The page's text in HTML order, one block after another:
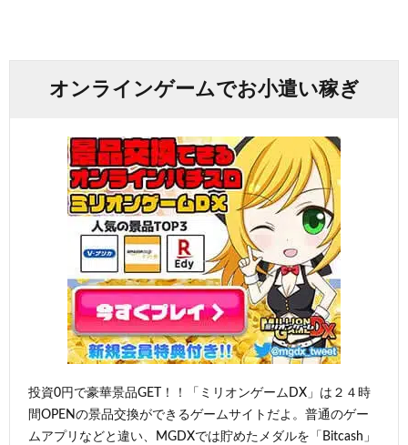
オンラインゲームでお小遣い稼ぎ
投資0円で豪華景品GET！！「ミリオンゲームDX」は２４時
間OPENの景品交換ができるゲームサイトだよ。普通のゲー
ムアプリなどと違い、MGDXでは貯めたメダルを「Bitcash」